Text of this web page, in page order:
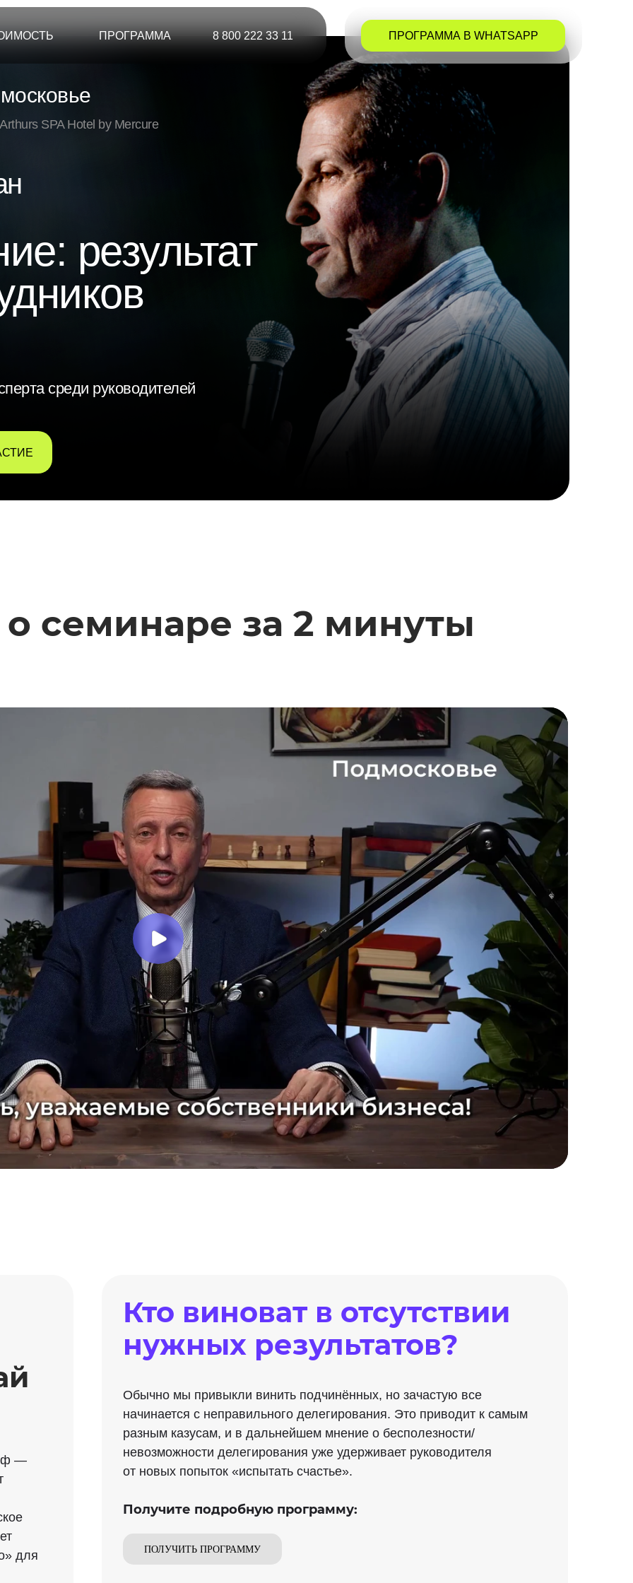
ПРОГРАММА В WHATSAPP
ПРОГРАММА 8 800 222 33 11
результат
среди руководителей
SPA Hotel by Mercure
о семинаре за 2 минуты
—
для
Кто виноват в отсутствии
нужных результатов?
Обычно мы привыкли винить подчинённых, но зачастую все
начинается с неправильного делегирования. Это приводит к самым
разным казусам, и в дальнейшем мнение о бесполезности/
невозможности делегирования уже удерживает руководителя
от новых попыток «испытать счастье».
Получите подробную программу:
ПОЛУЧИТЬ ПРОГРАММУ